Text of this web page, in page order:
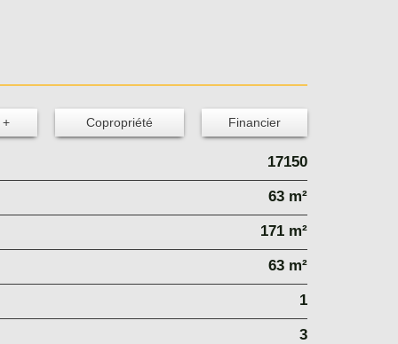
+ Copropriété Financier
17150
63 m²
171 m²
63 m²
1
3